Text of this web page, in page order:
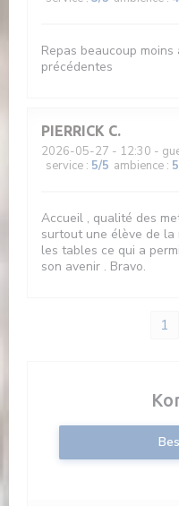
Repas beaucoup
précédentes
PIERRICK C
2026-05-27 - 12:30 -
service : 5/5 ambience : 5
Accueil , qualité des
surtout une élève de
les tables ce qui a
son avenir . Bravo.
1